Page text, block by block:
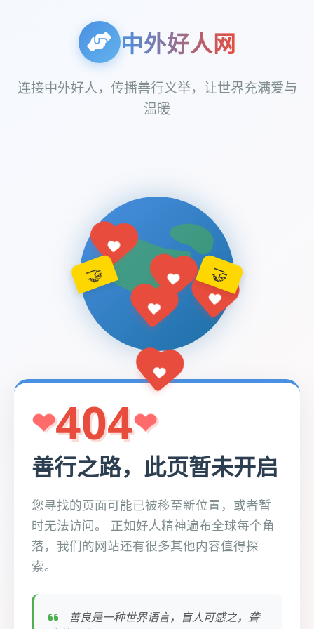
中外好人网
连接中外好人，传播善行义举，让世界充满爱与
温暖
🤝 🤝
404
善行之路，此页暂未开启
您寻找的页面可能已被移至新位置，或者暂
时无法访问。 正如好人精神遍布全球每个角
落，我们的网站还有很多其他内容值得探
索。
善良是一种世界语言，盲人可感之，聋